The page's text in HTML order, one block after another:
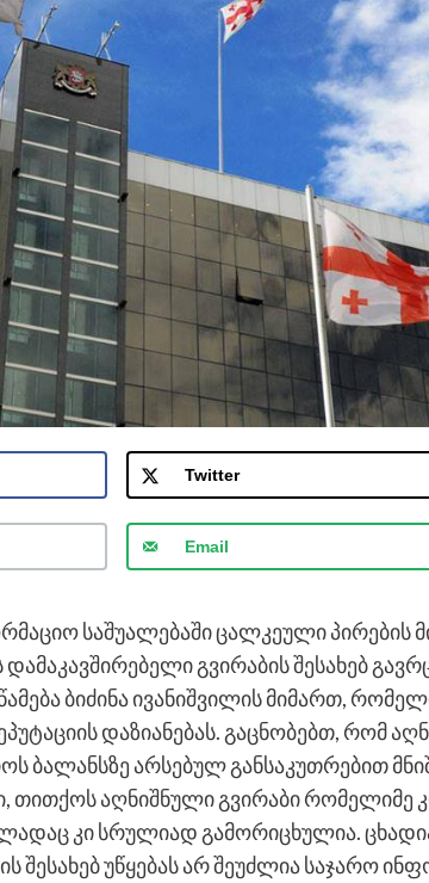
Twitter
Email
საშუალებაში ცალკეული პირების
გვირაბის შესახებ
ბიძინა ივანიშვილის მიმართ,
დაზიანებას. გაცნობებთ, რომ
ბალანსზე არსებულ განსაკუთრებით
თითქოს აღნიშნული გვირაბი რომელიმე
კი სრულიად გამორიცხულია.
შესახებ უწყებას არ შეუძლია საჯარო